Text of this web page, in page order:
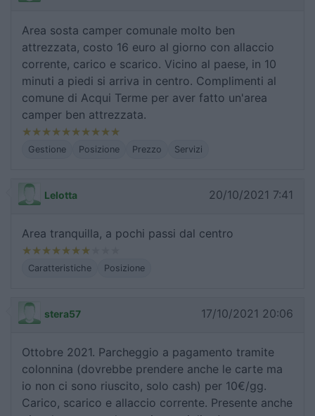
Area sosta camper comunale molto ben
attrezzata, costo 16 euro al giorno con allaccio
corrente, carico e scarico. Vicino al paese, in 10
minuti a piedi si arriva in centro. Complimenti al
comune di Acqui Terme per aver fatto un'area
camper ben attrezzata.
Gestione Posizione Prezzo Servizi
Lelotta 20/10/2021 7:41
Area tranquilla, a pochi passi dal centro
Caratteristiche Posizione
stera57 17/10/2021 20:06
Ottobre 2021. Parcheggio a pagamento tramite
colonnina (dovrebbe prendere anche le carte ma
io non ci sono riuscito, solo cash) per 10€/gg.
Carico, scarico e allaccio corrente. Presente anche